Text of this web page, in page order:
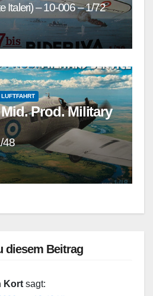
Italeri) – 10-006 – 1/72
LUFTFAHRT
Prod. Military
48
diesem Beitrag
Kort sagt: